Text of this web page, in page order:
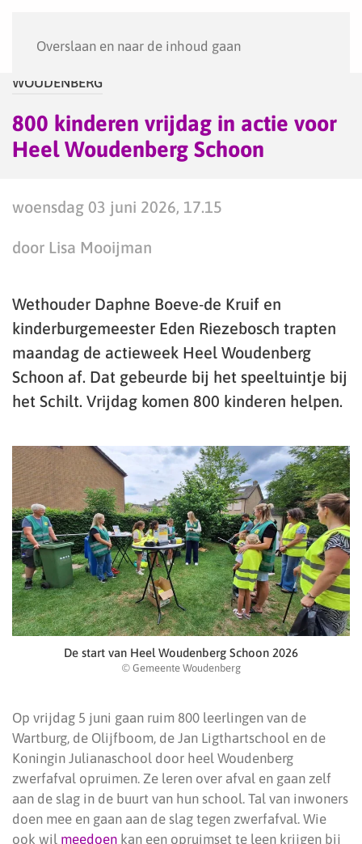
Overslaan en naar de inhoud gaan
WOUDENBERG
800 kinderen vrijdag in actie voor
Heel Woudenberg Schoon
woensdag 03 juni 2026, 17.15
door Lisa Mooijman
Wethouder Daphne Boeve-de Kruif en
kinderburgemeester Eden Riezebosch trapten
maandag de actieweek Heel Woudenberg
Schoon af. Dat gebeurde bij het speeltuintje bij
het Schilt. Vrijdag komen 800 kinderen helpen.
De start van Heel Woudenberg Schoon 2026
© Gemeente Woudenberg
Op vrijdag 5 juni gaan ruim 800 leerlingen van de
Wartburg, de Olijfboom, de Jan Ligthartschool en de
Koningin Julianaschool door heel Woudenberg
zwerfafval opruimen. Ze leren over afval en gaan zelf
aan de slag in de buurt van hun school. Tal van inwoners
doen mee en gaan aan de slag tegen zwerfafval. Wie
ook wil meedoen kan een opruimset te leen krijgen bij